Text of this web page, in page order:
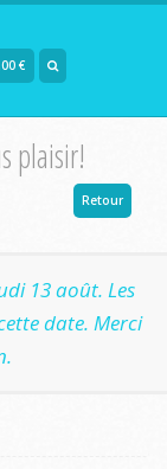
€
plaisir!
Retour
13 août. Les
date. Merci